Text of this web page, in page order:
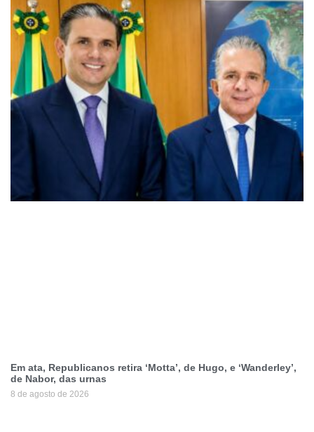
Em ata, Republicanos retira ‘Motta’, de Hugo, e ‘Wanderley’,
de Nabor, das urnas
8 de agosto de 2026